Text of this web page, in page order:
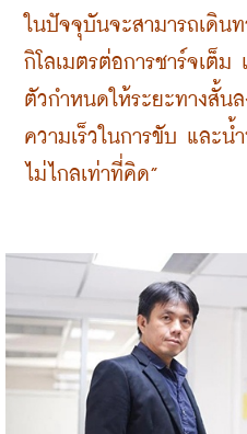
ในปัจจุบันจะสามารถเดิน
กิโลเมตรต่อการชาร์จเต็
ตัวกำหนดให้ระยะทางสั้น
ความเร็วในการขับ และ
ไม่ไกลเท่าที่คิด”